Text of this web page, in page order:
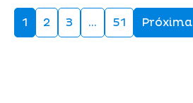
1 2 3 … 51 Próxima